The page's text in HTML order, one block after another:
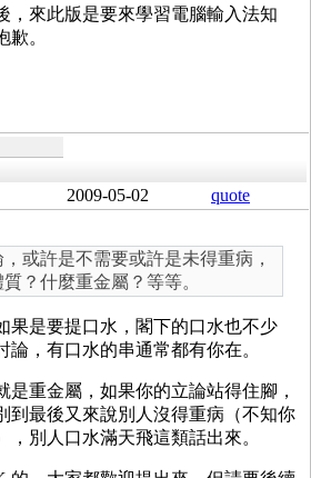
，來此版是要來學習電腦輸入法知
。
2009-05-02 quote
或許是不需要或許是未得重病，
？什麼重金屬？等等。
果是要提口水，閣下的口水也不少
，有口水的串通常都有你在。
是重金屬，如果你的立論站得住腳，
到最後又來說別人沒得重病（不知你
，別人口水滿天飛這類話出來。